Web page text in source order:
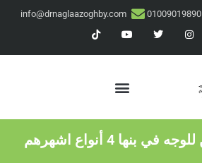
01009019890
info@drnaglaazoghby.com
ابر تحفيز الكولاجين للوجه في بنها 4 أنواع اشهرهم